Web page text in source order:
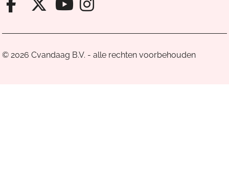
© 2026 Cvandaag B.V. - alle rechten voorbehouden